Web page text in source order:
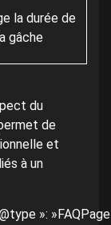
la durée de
gâche
du
de
et
à un
»: